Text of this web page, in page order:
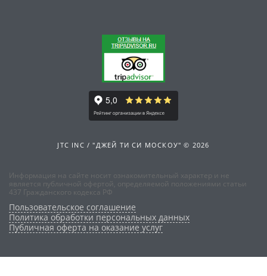
JTC INC / "ДЖЕЙ ТИ СИ МОСКОУ" © 2026
Информация на сайте носит ознакомительный характер и не
является публичной офертой, определяемой положениями статьи
437 Гражданского кодекса РФ
Пользовательское соглашение
Политика обработки персональных данных
Публичная оферта на оказание услуг